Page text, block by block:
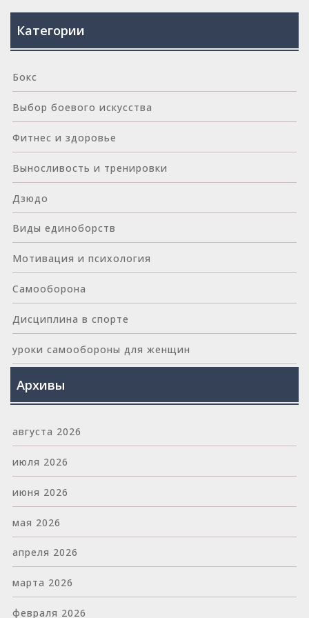
Категории
Бокс
Выбор боевого искусства
Фитнес и здоровье
Выносливость и тренировки
Дзюдо
Виды единоборств
Мотивация и психология
Самооборона
Дисциплина в спорте
уроки самообороны для женщин
Архивы
августа 2026
июля 2026
июня 2026
мая 2026
апреля 2026
марта 2026
февраля 2026